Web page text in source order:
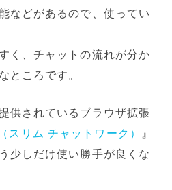
などがあるので、使ってい
く、チャットの流れが分か
ところです。
供されているブラウザ拡張
スリム チャットワーク）
』
少しだけ使い勝手が良くな